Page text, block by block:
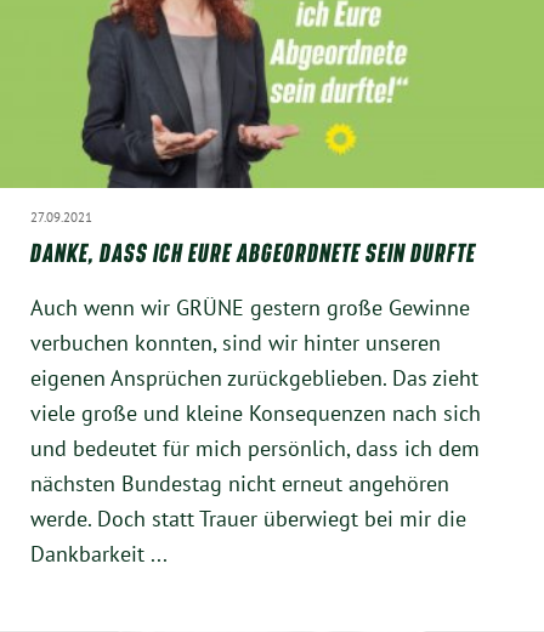
Instagram
27.09.2021
DANKE, DASS ICH EURE ABGEORDNETE SEIN DURFTE
Auch wenn wir GRÜNE gestern große Gewinne
verbuchen konnten, sind wir hinter unseren
eigenen Ansprüchen zurückgeblieben. Das zieht
viele große und kleine Konsequenzen nach sich
und bedeutet für mich persönlich, dass ich dem
nächsten Bundestag nicht erneut angehören
werde. Doch statt Trauer überwiegt bei mir die
Dankbarkeit ...